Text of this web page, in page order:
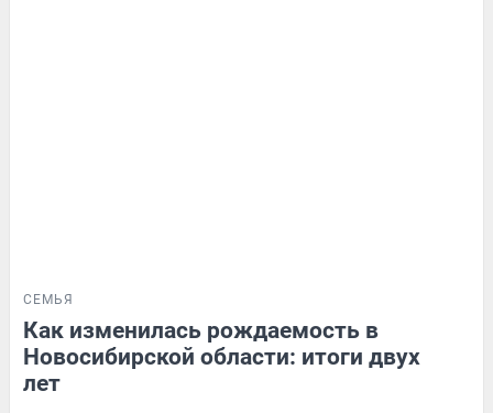
СЕМЬЯ
Как изменилась рождаемость в
Новосибирской области: итоги двух
лет